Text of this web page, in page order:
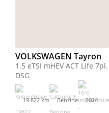
VOLKSWAGEN Tayron
1.5 eTSI mHEV ACT Life 7pl.
DSG
19 822 km Benzine 2024